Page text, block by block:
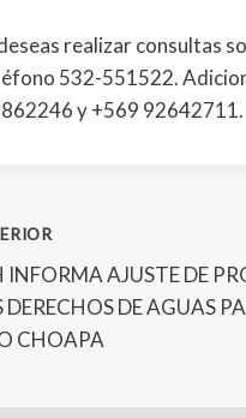
realizar consultas
532-551522.
y +569 92642711.
INFORMA AJUSTE DE
DERECHOS DE AGUAS
CHOAPA